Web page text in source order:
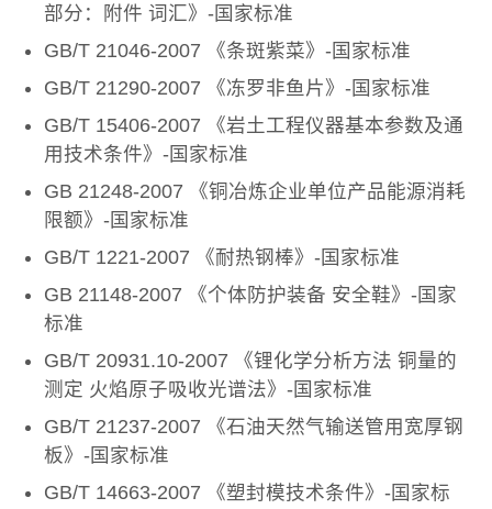
部分：附件 词汇》-国家标准
GB/T 21046-2007 《条斑紫菜》-国家标准
GB/T 21290-2007 《冻罗非鱼片》-国家标准
GB/T 15406-2007 《岩土工程仪器基本参数及通
用技术条件》-国家标准
GB 21248-2007 《铜冶炼企业单位产品能源消耗
限额》-国家标准
GB/T 1221-2007 《耐热钢棒》-国家标准
GB 21148-2007 《个体防护装备 安全鞋》-国家
标准
GB/T 20931.10-2007 《锂化学分析方法 铜量的
测定 火焰原子吸收光谱法》-国家标准
GB/T 21237-2007 《石油天然气输送管用宽厚钢
板》-国家标准
GB/T 14663-2007 《塑封模技术条件》-国家标